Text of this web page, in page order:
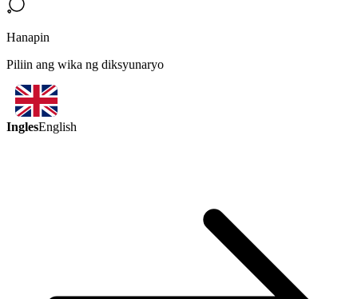
Hanapin
Piliin ang wika ng diksyunaryo
InglesEnglish